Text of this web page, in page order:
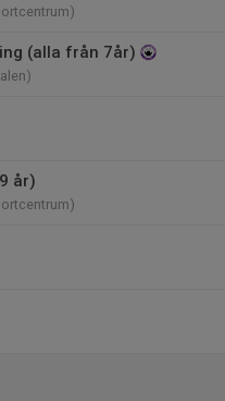
(alla från 7år)
år)